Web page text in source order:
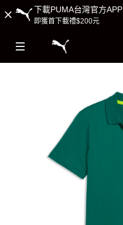
下載PUMA台灣官方APP
即獲首下載禮$200元